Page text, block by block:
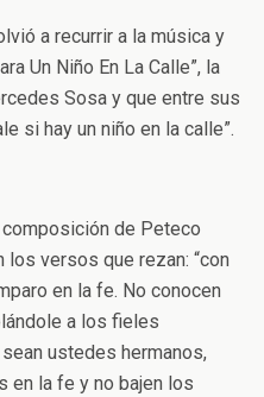
a recurrir a la música y
Un Niño En La Calle”, la
Sosa y que entre sus
si hay un niño en la calle”.
de Peteco
los versos que rezan: “con
en la fe. No conocen
a los fieles
ustedes hermanos,
en la fe y no bajen los